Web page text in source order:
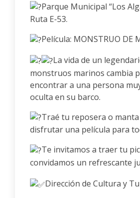
Parque Municipal “Los
Ruta E-53.
Película: MONSTRUO DE
La vida de un
monstruos marinos cambia
encontrar a una persona
oculta en su barco.
Traé tu reposera o manta
disfrutar una película para
Te invitamos a traer tu
convidamos un refrescante
Dirección de Cultura y